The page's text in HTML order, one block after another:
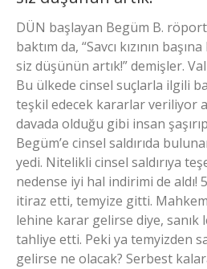
DÜN başlayan Begüm B.
baktım da, “Savcı kızının
siz düşünün artık!” demişler.
Bu ülkede cinsel suçlarla ilgili
teşkil edecek kararlar veriliyor
davada olduğu gibi insan
Begüm’e cinsel saldırıda
yedi. Nitelikli cinsel saldırıya
nedense iyi hal indirimi de aldı!
itiraz etti, temyize gitti.
lehine karar gelirse diye,
tahliye etti. Peki ya temyizden
gelirse ne olacak? Serbest